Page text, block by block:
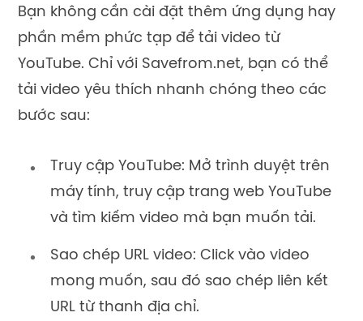
Bạn không cần cài đặt thêm ứng dụng hay
phần mềm phức tạp để tải video từ
YouTube. Chỉ với Savefrom.net, bạn có thể
tải video yêu thích nhanh chóng theo các
bước sau:
Truy cập YouTube: Mở trình duyệt trên
máy tính, truy cập trang web YouTube
và tìm kiếm video mà bạn muốn tải.
Sao chép URL video: Click vào video
mong muốn, sau đó sao chép liên kết
URL từ thanh địa chỉ.